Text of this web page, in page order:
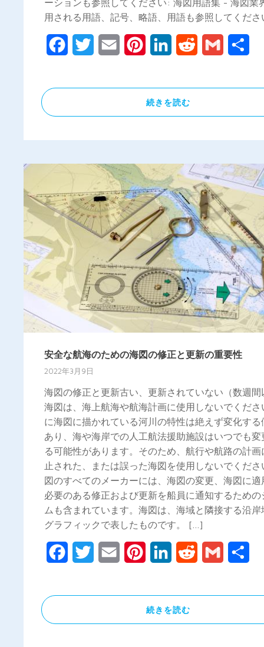
ーションも参照してください: 海図用語集 - 海図業
用される用語、記号、略語、用語も参照してくだ
FacebookTwitter Email PinterestLinkedIn Reddit Gmail
続きを読む
安全な航海のための海図の修正と更新の重要性
2022年3月9日
海図の修正と更新古い、更新されていない（数週間
海図は、海上航海や航海計画に使用しないでくださ
に海図に描かれている河川の特性は絶えず変化する
あり、海や海岸での人工航法援助施設はいつでも変
る可能性があります。そのため、航行や航路の計画
止された、または誤った海図を使用しないでくださ
図のすべてのメーカーには、海図の変更、海図に適
必要のある修正および更新を船員に通知するための
ムも含まれています。海図は、海域と隣接する沿岸
グラフィックで表したものです。 […]
FacebookTwitter Email PinterestLinkedIn Reddit Gmail
続きを読む